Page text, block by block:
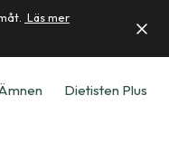
Läs mer
Dietisten Plus